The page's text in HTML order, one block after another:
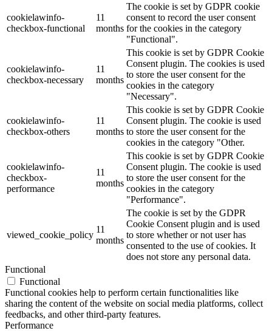
cookielawinfo-
checkbox-functional
11
months
The cookie is set by GDPR cookie
consent to record the user consent
for the cookies in the category
"Functional".
cookielawinfo-
checkbox-necessary
11
months
This cookie is set by GDPR Cookie
Consent plugin. The cookies is used
to store the user consent for the
cookies in the category
"Necessary".
cookielawinfo-
checkbox-others
11
months
This cookie is set by GDPR Cookie
Consent plugin. The cookie is used
to store the user consent for the
cookies in the category "Other.
cookielawinfo-
checkbox-
performance
11
months
This cookie is set by GDPR Cookie
Consent plugin. The cookie is used
to store the user consent for the
cookies in the category
"Performance".
viewed_cookie_policy
11
months
The cookie is set by the GDPR
Cookie Consent plugin and is used
to store whether or not user has
consented to the use of cookies. It
does not store any personal data.
Functional
Functional
Functional cookies help to perform certain functionalities like
sharing the content of the website on social media platforms, collect
feedbacks, and other third-party features.
Performance